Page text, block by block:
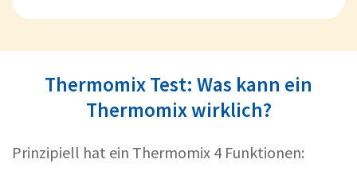
Thermomix Test: Was kann ein
Thermomix wirklich?
Prinzipiell hat ein Thermomix 4 Funktionen: